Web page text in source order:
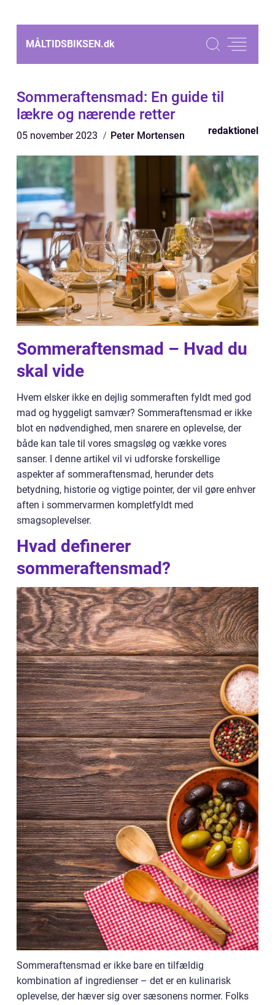
MÅLTIDSBIKSEN.dk
Sommeraftensmad: En guide til
lækre og nærende retter
05 november 2023 Peter Mortensen redaktionel
Sommeraftensmad – Hvad du
skal vide
Hvem elsker ikke en dejlig sommeraften fyldt med god
mad og hyggeligt samvær? Sommeraftensmad er ikke
blot en nødvendighed, men snarere en oplevelse, der
både kan tale til vores smagsløg og vække vores
sanser. I denne artikel vil vi udforske forskellige
aspekter af sommeraftensmad, herunder dets
betydning, historie og vigtige pointer, der vil gøre enhver
aften i sommervarmen kompletfyldt med
smagsoplevelser.
Hvad definerer
sommeraftensmad?
Sommeraftensmad er ikke bare en tilfældig
kombination af ingredienser – det er en kulinarisk
oplevelse, der hæver sig over sæsonens normer. Folks